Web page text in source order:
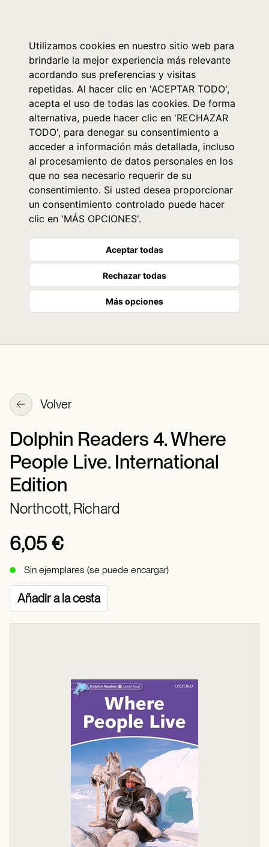
Utilizamos cookies en nuestro sitio web para
brindarle la mejor experiencia más relevante
acordando sus preferencias y visitas
repetidas. Al hacer clic en 'ACEPTAR TODO',
acepta el uso de todas las cookies. De forma
alternativa, puede hacer clic en 'RECHAZAR
TODO', para denegar su consentimiento a
acceder a información más detallada, incluso
al procesamiento de datos personales en los
que no sea necesario requerir de su
consentimiento. Si usted desea proporcionar
un consentimiento controlado puede hacer
clic en 'MÁS OPCIONES'.
Aceptar todas
Rechazar todas
Más opciones
Volver
Dolphin Readers 4. Where
People Live. International
Edition
Northcott, Richard
6,05 €
Sin ejemplares (se puede encargar)
Añadir a la cesta